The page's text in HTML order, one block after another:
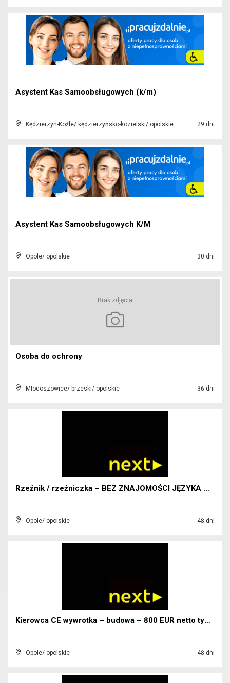
Asystent Kas Samoobsługowych (k/m)
Kędzierzyn-Koźle/ kędzierzyńsko-kozielski/ opolskie 29 dni
Asystent Kas Samoobsługowych K/M
Opole/ opolskie 30 dni
Brak zdjęcia
Osoba do ochrony
Młodoszowice/ brzeski/ opolskie 36 dni
Rzeźnik / rzeźniczka – BEZ ZNAJOMOŚCI JĘZYKA OBCEG...
Opole/ opolskie 48 dni
Kierowca CE wywrotka – budowa – 800 EUR netto tygo...
Opole/ opolskie 48 dni